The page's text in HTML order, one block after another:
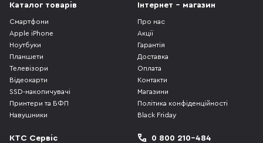
Каталог товарів
Смартфони
Apple iPhone
Ноутбуки
Планшети
Телевізори
Відеокарти
SSD-накопичувачі
Принтери та БФП
Навушники
Інтернет - магазин
Про нас
Акції
Гарантія
Доставка
Оплата
Контакти
Магазини
Політика конфіденційності
Black Friday
КТС Сервіс
0 800 210-484